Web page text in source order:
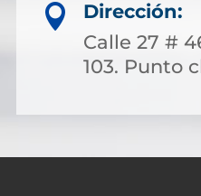

Dirección:
Calle 27 #
103. Punto